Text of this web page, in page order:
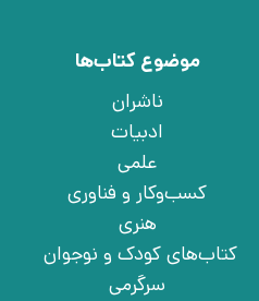
موضوع کتاب‌ها
ناشران
ادبیات
علمی
کسب‌وکار و فناوری
هنری
کتاب‌های کودک و نوجوان
سرگرمی